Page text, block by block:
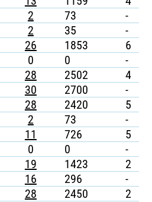
2 73 -
2 35 -
26 1853 6
0 0 -
28 2502 4
30 2700 -
28 2420 5
2 73 -
11 726 5
0 0 -
19 1423 2
16 296 -
28 2450 2